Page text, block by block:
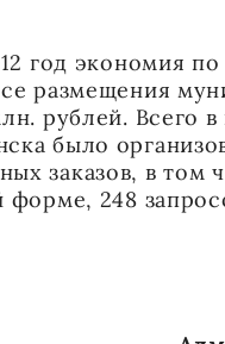
год экономия
размещения
рублей. Всего
было
заказов, в том
форме, 248